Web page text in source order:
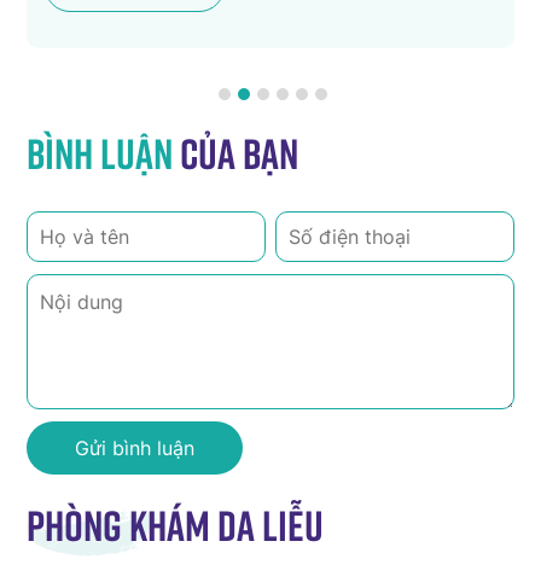
Bình luậncủa bạn
Phòng khám da liễu